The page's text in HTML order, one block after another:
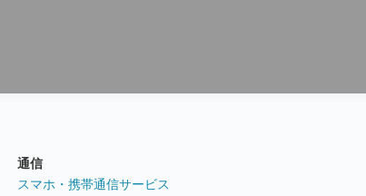
通信
スマホ・携帯通信サービス